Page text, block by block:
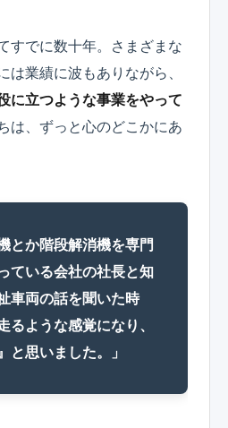
すでに数十年。さまざまな
は業績に波もありながら、
に立つような事業をやって
は、ずっと心のどこかにあ
とか階段解消機を専門
ている会社の社長と知
車両の話を聞いた時
るような感覚になり、
と思いました。」